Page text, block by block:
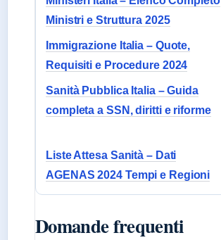
Ministri e Struttura 2025
Immigrazione Italia – Quote,
Requisiti e Procedure 2024
Sanità Pubblica Italia – Guida
completa a SSN, diritti e riforme
Liste Attesa Sanità – Dati
AGENAS 2024 Tempi e Regioni
Domande frequenti